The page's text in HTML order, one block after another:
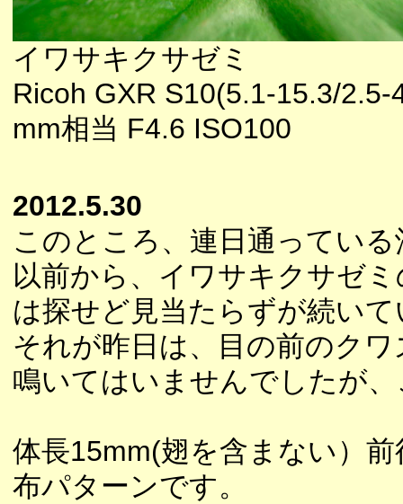
イワサキクサゼミ
Ricoh GXR S10(5.1-15.3/2.5-
mm相当 F4.6 ISO100
2012.5.30
このところ、連日通ってい
以前から、イワサキクサゼ
は探せど見当たらずが続い
それが昨日は、目の前のク
鳴いてはいませんでしたが
体長15mm(翅を含まない）
布パターンです。